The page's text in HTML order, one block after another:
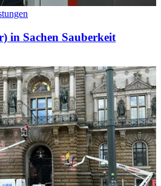
in Sachen Sauberkeit